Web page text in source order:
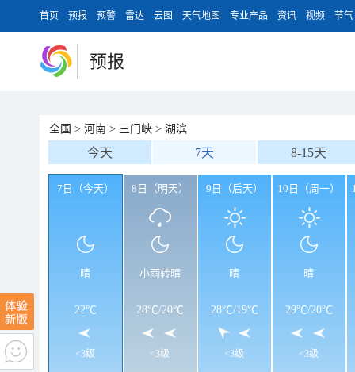
首页 预报 预警 雷达 云图 天气地图 专业产品 资讯 视频 节气
预报
全国 > 河南 > 三门峡 > 湖滨
今天 7天 8-15天
7日（今天）
晴
22℃
<3级
8日（明天）
小雨转晴
28℃/20℃
<3级
9日（后天）
晴
28℃/19℃
<3级
10日（周一）
晴
29℃/20℃
<3级